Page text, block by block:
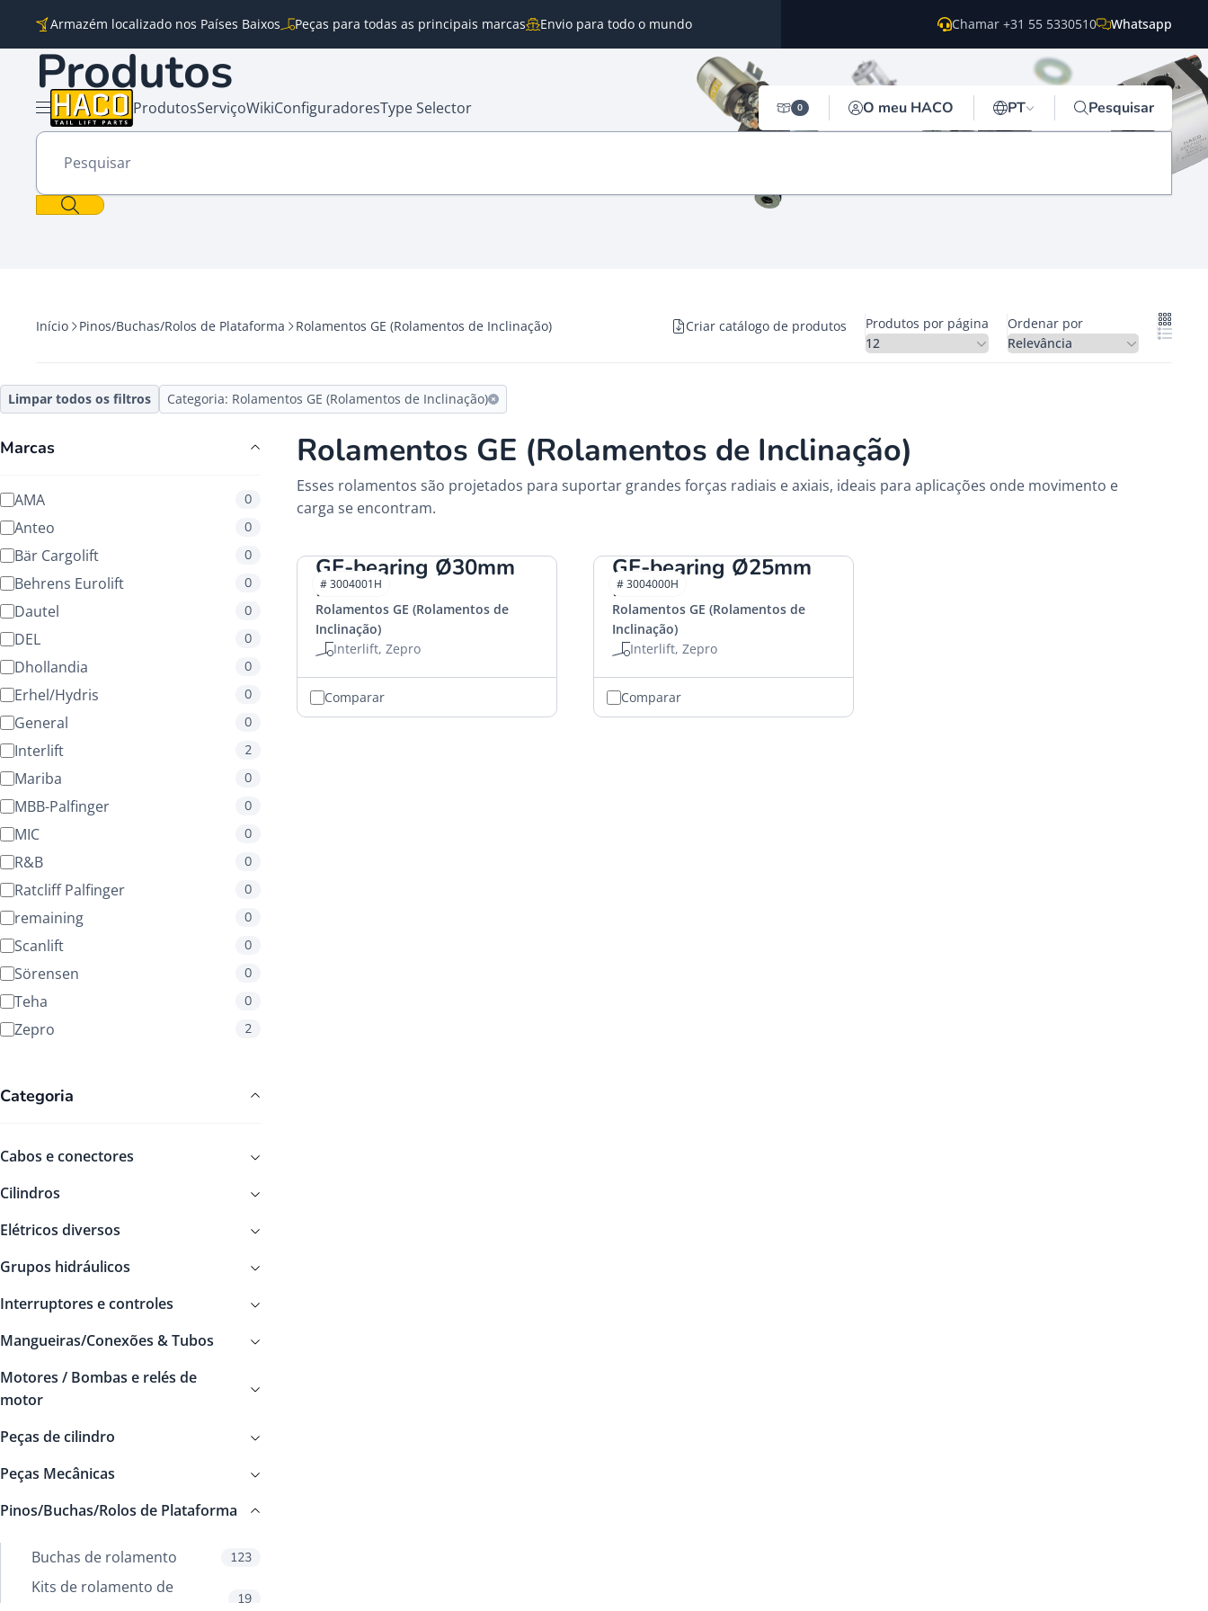
Armazém localizado nos Países Baixos Peças para todas as principais marcas Envio para todo o mundo Chamar +31 55 5330510 Whatsapp
Abrir o menu
ProdutosServiçoWikiConfiguradoresType Selector 0 O meu HACO PT Pesquisar
Produtos
Pesquisar
Início Pinos/Buchas/Rolos de Plataforma Rolamentos GE (Rolamentos de Inclinação) Criar catálogo de produtos Produtos por página Ordenar por
Limpar todos os filtros Categoria: Rolamentos GE (Rolamentos de Inclinação)
Marcas
AMA 0
Anteo 0
Bär Cargolift 0
Behrens Eurolift 0
Dautel 0
DEL 0
Dhollandia 0
Erhel/Hydris 0
General 0
Interlift 2
Mariba 0
MBB-Palfinger 0
MIC 0
R&B 0
Ratcliff Palfinger 0
remaining 0
Scanlift 0
Sörensen 0
Teha 0
Zepro 2
Categoria
Cabos e conectores
Cilindros
Elétricos diversos
Grupos hidráulicos
Interruptores e controles
Mangueiras/Conexões & Tubos
Motores / Bombas e relés de
motor
Peças de cilindro
Peças Mecânicas
Pinos/Buchas/Rolos de Plataforma
Buchas de rolamento 123
Kits de rolamento de
19
Rolamentos GE (Rolamentos de Inclinação)
Esses rolamentos são projetados para suportar grandes forças radiais e axiais, ideais para aplicações onde movimento e
carga se encontram.
GE-bearing Ø30mm
HACO
Rolamentos GE (Rolamentos de
Inclinação)
Interlift, Zepro
# 3004001H
Comparar
GE-bearing Ø25mm
HACO
Rolamentos GE (Rolamentos de
Inclinação)
Interlift, Zepro
# 3004000H
Comparar